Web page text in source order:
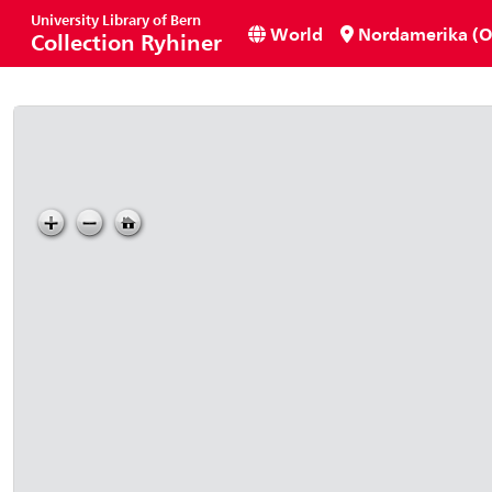
University Library of Bern
Collection Ryhiner World Nordamerika